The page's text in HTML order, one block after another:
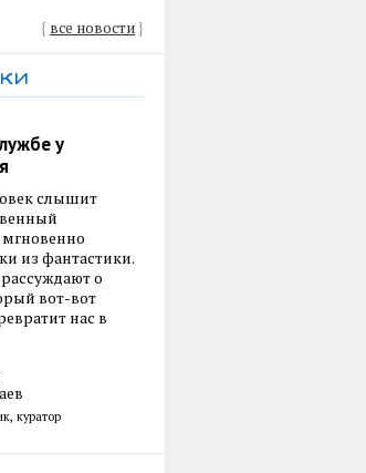
{ все новости}
у
слышит
мгновенно
из фантастики.
о
вот-вот
нас в
куратор